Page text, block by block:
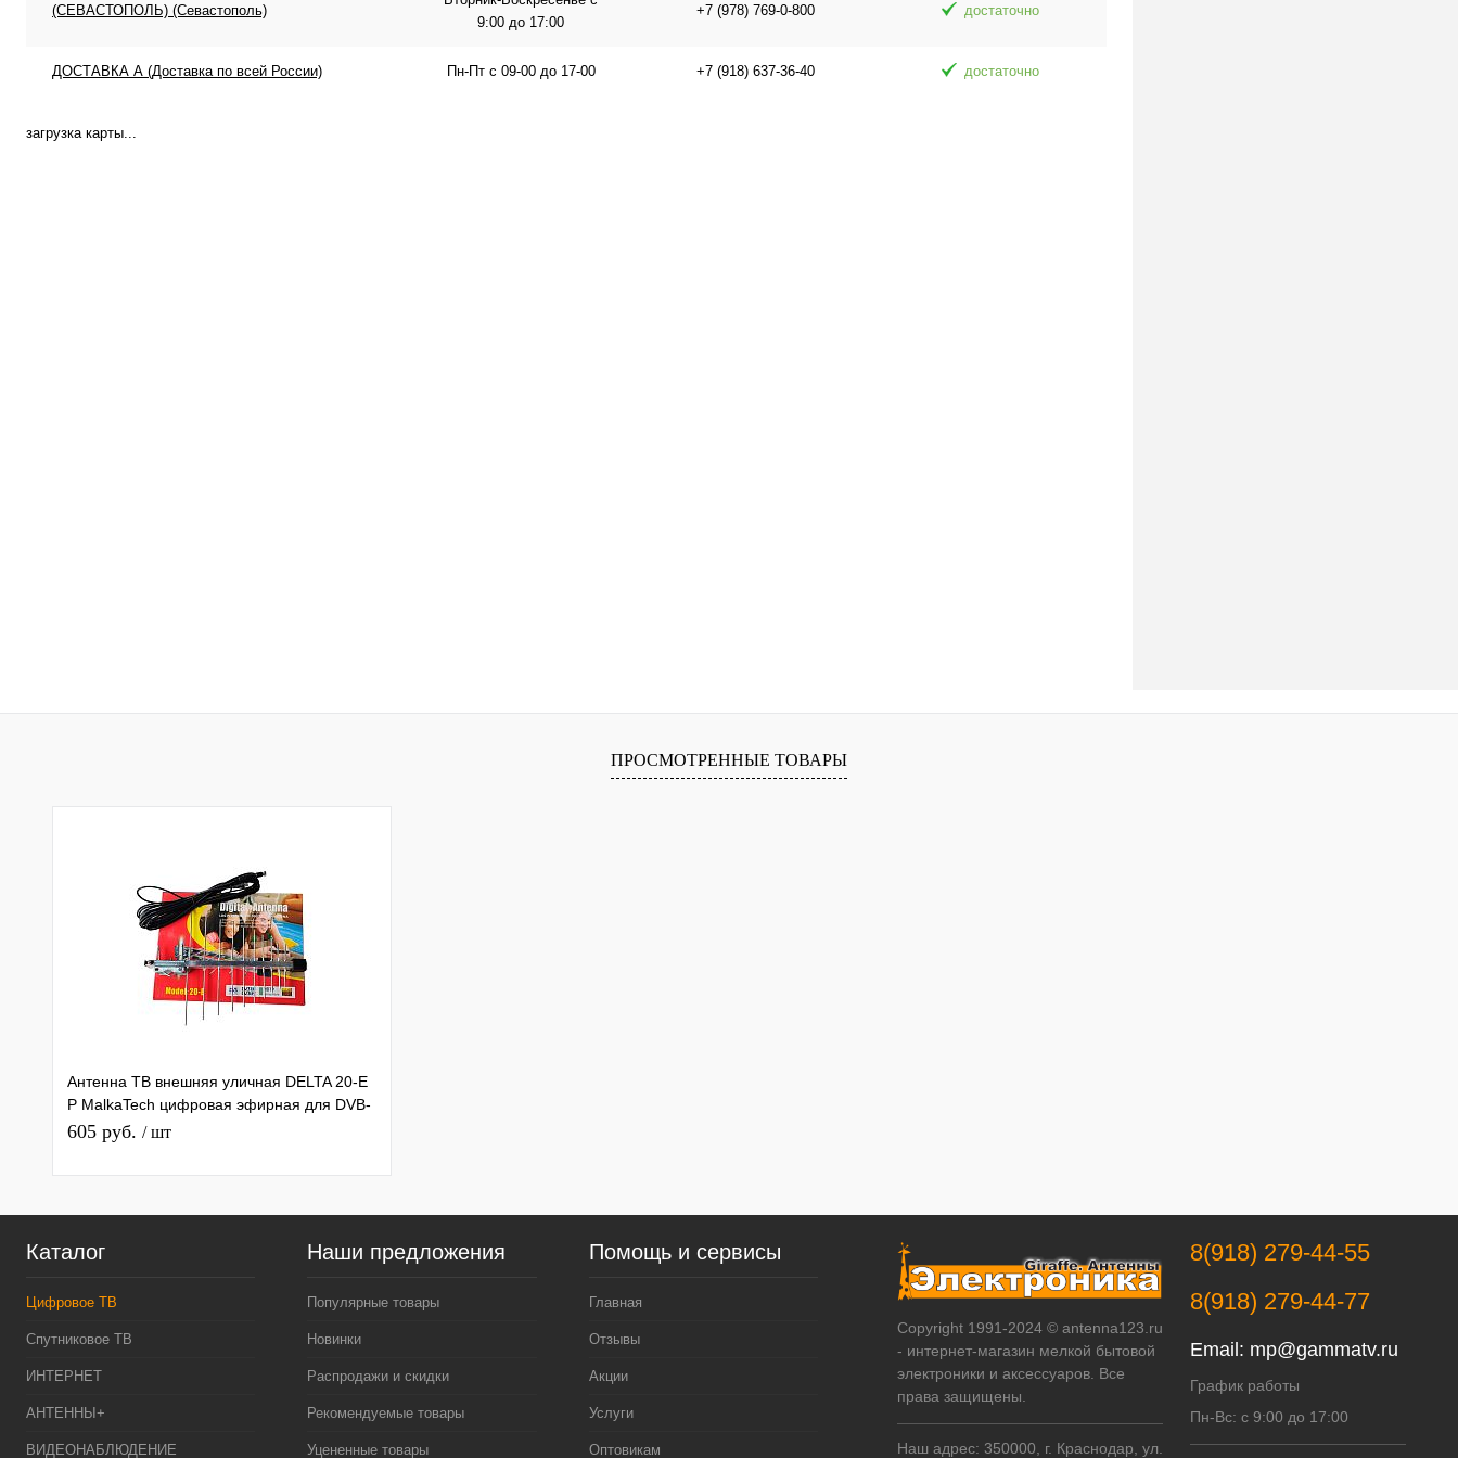
(СЕВАСТОПОЛЬ) (Севастополь)
9:00 до 17:00
+7 (978) 769-0-800 достаточно
ДОСТАВКА А (Доставка по всей России) Пн-Пт с 09-00 до 17-00 +7 (918) 637-36-40 достаточно
загрузка карты...
ПРОСМОТРЕННЫЕ ТОВАРЫ
Антенна ТВ внешняя уличная DELTA 20-E
P MalkaTech цифровая эфирная для DVB-
T2 ТВ наружная
605 руб. / шт
Каталог
Цифровое ТВ
Спутниковое ТВ
ИНТЕРНЕТ
АНТЕННЫ+
ВИДЕОНАБЛЮДЕНИЕ
Наши предложения
Популярные товары
Новинки
Распродажи и скидки
Рекомендуемые товары
Уцененные товары
Помощь и сервисы
Главная
Отзывы
Акции
Услуги
Оптовикам
Copyright 1991-2024 © antenna123.ru
- интернет-магазин мелкой бытовой
электроники и аксессуаров. Все
права защищены.
Наш адрес: 350000, г. Краснодар, ул.
8(918) 279-44-55
8(918) 279-44-77
Email: mp@gammatv.ru
График работы
Пн-Вс: с 9:00 до 17:00